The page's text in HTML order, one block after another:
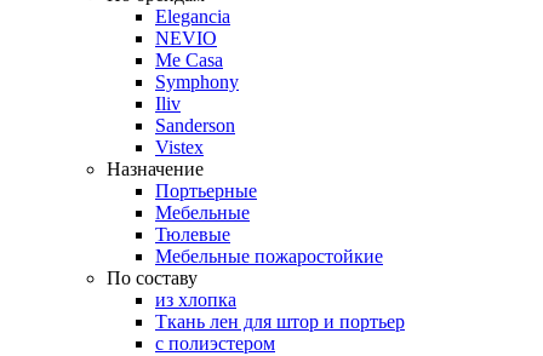
Elegancia
NEVIO
Me Casa
Symphony
Iliv
Sanderson
Vistex
Назначение
Портьерные
Мебельные
Тюлевые
Мебельные пожаростойкие
По составу
из хлопка
Ткань лен для штор и портьер
с полиэстером